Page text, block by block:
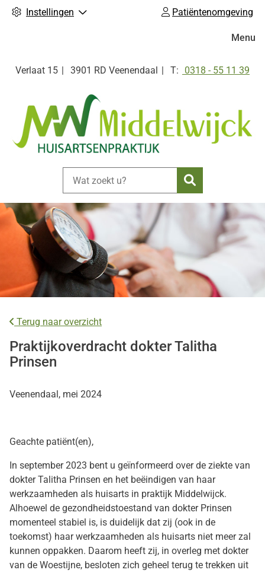
Instellingen Patiëntenomgeving
Verlaat 15 3901 RD Veenendaal Tel:
0318 - 55 11 39
Zoeken
Menu
Terug naar overzicht
Praktijkoverdracht dokter Talitha
Prinsen
Veenendaal, mei 2024
Geachte patiënt(en),
In september 2023 bent u geïnformeerd over de ziekte van
dokter Talitha Prinsen en het beëindigen van haar
werkzaamheden als huisarts in praktijk Middelwijck.
Alhoewel de gezondheidstoestand van dokter Prinsen
momenteel stabiel is, is duidelijk dat zij (ook in de
toekomst) haar werkzaamheden als huisarts niet meer zal
kunnen oppakken. Daarom heeft zij, in overleg met dokter
van de Woestijne, besloten zich geheel terug te trekken uit